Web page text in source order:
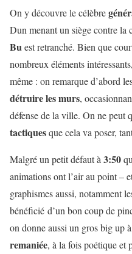
On y découvre le célèbre
Dun menant un siège contre la
Buest retranché. Bien que
nombreux éléments
même : on remarque d’abord
détruire les murs,
défense de la ville. On ne peut
tactiquesque cela va poser,
Malgré un petit défaut à 3:50
animations ont l’air au point –
graphismes aussi, notamment
bénéficié d’un bon coup de
on donne aussi un gros big up à
remaniée, à la fois poétique et